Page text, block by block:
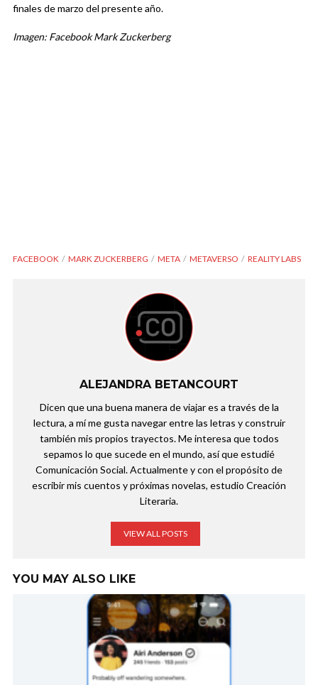
finales de marzo del presente año.
Imagen: Facebook Mark Zuckerberg
FACEBOOK MARK ZUCKERBERG META METAVERSO REALITY LABS
ALEJANDRA BETANCOURT
Dicen que una buena manera de viajar es a través de la
lectura, a mí me gusta navegar entre las letras y construir
también mis propios trayectos. Me interesa que todos
sepamos lo que sucede en el mundo, así que estudié
Comunicación Social. Actualmente y con el propósito de
escribir mis cuentos y próximas novelas, estudio Creación
Literaria.
VIEW ALL POSTS
YOU MAY ALSO LIKE